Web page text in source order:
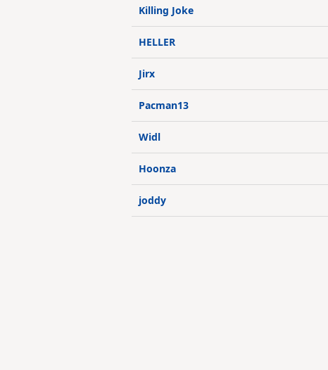
Killing Joke
HELLER
Jirx
Pacman13
Widl
Hoonza
joddy